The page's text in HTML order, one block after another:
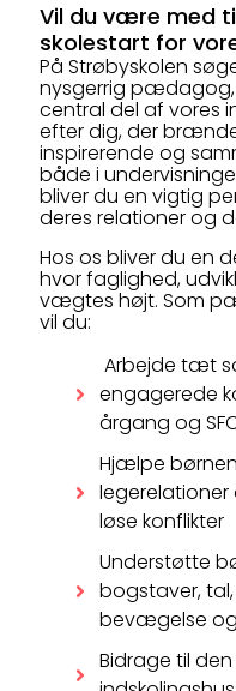
Vil du være med
skolestart for
På Strøbyskolen
nysgerrig
central del af vores
efter dig, der
inspirerende og
både i
bliver du en vigtig
deres relationer og
Hos os bliver du en
hvor faglighed,
vægtes højt. Som
vil du:
Arbejde tæt
engagerede
årgang og
Hjælpe
legerelationer
løse konflikter
Understøtte
bogstaver,
bevægelse
Bidrage til